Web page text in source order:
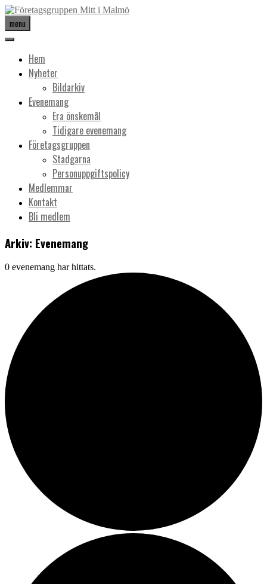
menu
Hem
Nyheter
Bildarkiv
Evenemang
Era önskemål
Tidigare evenemang
Företagsgruppen
Stadgarna
Personuppgiftspolicy
Medlemmar
Kontakt
Bli medlem
Arkiv: Evenemang
0 evenemang har hittats.